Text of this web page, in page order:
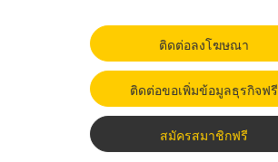
ติดต่อลงโฆษณา
ติดต่อขอเพิ่มข้อมูลธุรกิจฟรี
สมัครสมาชิกฟรี